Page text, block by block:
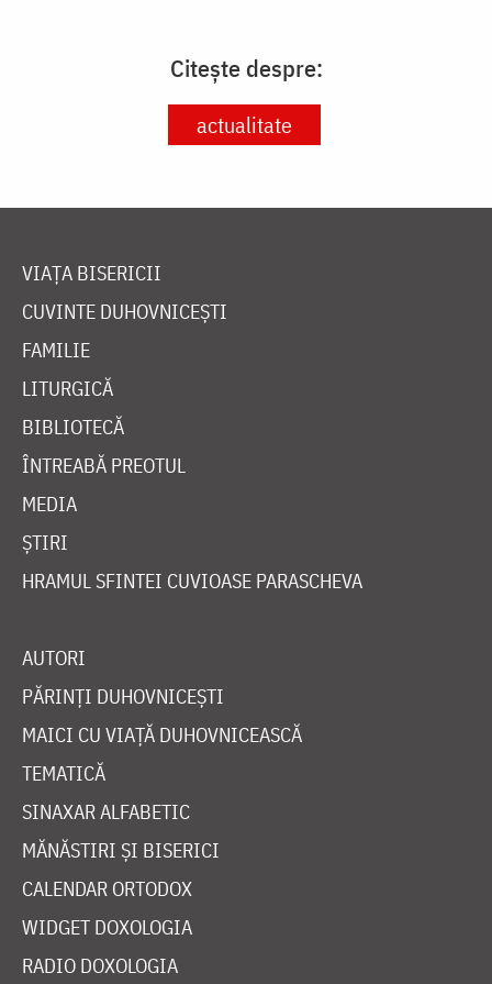
Citește despre:
actualitate
VIAȚA BISERICII
CUVINTE DUHOVNICEȘTI
FAMILIE
LITURGICĂ
BIBLIOTECĂ
ÎNTREABĂ PREOTUL
MEDIA
ȘTIRI
HRAMUL SFINTEI CUVIOASE PARASCHEVA
AUTORI
PĂRINȚI DUHOVNICEȘTI
MAICI CU VIAȚĂ DUHOVNICEASCĂ
TEMATICĂ
SINAXAR ALFABETIC
MĂNĂSTIRI ȘI BISERICI
CALENDAR ORTODOX
WIDGET DOXOLOGIA
RADIO DOXOLOGIA